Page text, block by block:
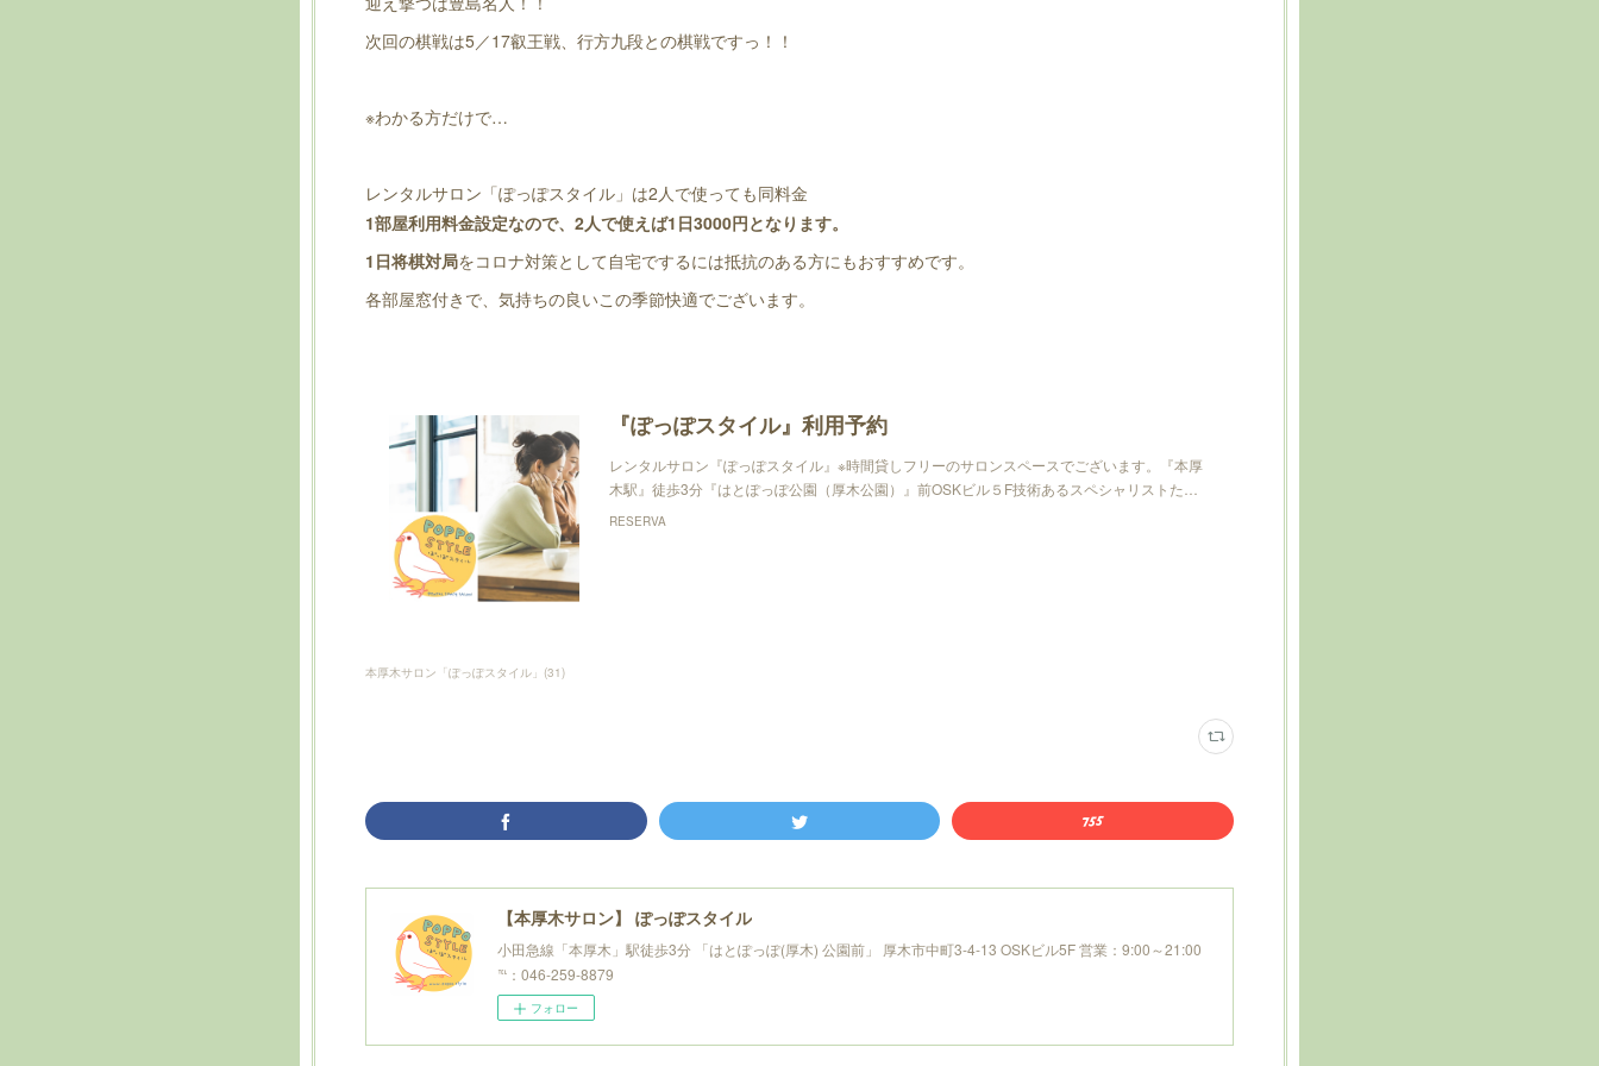
次回の棋戦は5／17叡王戦、行方九段との棋戦ですっ！！
※わかる方だけで…
レンタルサロン「ぽっぽスタイル」は2人で使っても同料金
1部屋利用料金設定なので、2人で使えば1日3000円となります。
1日将棋対局をコロナ対策として自宅でするには抵抗のある方にもおすすめです。
各部屋窓付きで、気持ちの良いこの季節快適でございます。
『ぽっぽスタイル』利用予約
レンタルサロン『ぽっぽスタイル』※時間貸しフリーのサロンスペースでございます。『本厚
木駅』徒歩3分『はとぽっぽ公園（厚木公園）』前OSKビル５F技術あるスペシャリストた…
RESERVA
本厚木サロン「ぽっぽスタイル」 (31)
【本厚木サロン】 ぽっぽスタイル
小田急線「本厚木」駅徒歩3分 「はとぽっぽ(厚木) 公園前」 厚木市中町3-4-13 OSKビル5F 営業：9:00～21:00
℡：046-259-8879
フォロー